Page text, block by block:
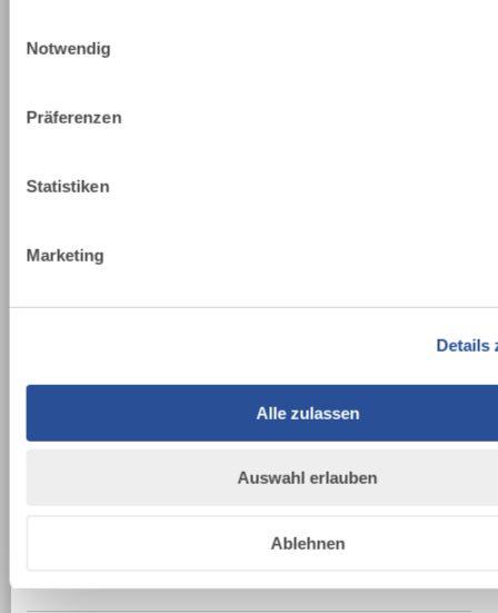
Daten zusammen, die du ihnen bereitgestellt hast oder die
Notwendig
Präferenzen
Statistiken
Marketing
Details
Alle zulassen
Auswahl erlauben
Ablehnen
Die Buchel ist für die Bürger der Stadt ein wichtiges
sonst gibt es einen vergleichbaren Stadtpark im
mehr
dazu
BADEN
Im Erlebnisbad Kaufbeuren-Neugablonz ist für Groß